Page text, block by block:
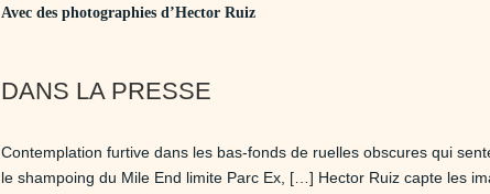
Avec des photographies d’Hector Ruiz
DANS LA PRESSE
Contemplation furtive dans les bas-fonds de ruelles obscures qui
le shampoing du Mile End limite Parc Ex, […] Hector Ruiz capte les